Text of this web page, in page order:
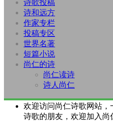
诗歌投稿
诗和远方
作家专栏
投稿专区
世界名著
短篇小说
尚仁的诗
尚仁读诗
诗人尚仁
欢迎访问尚仁诗歌网站
诗歌的朋友，欢迎加入尚